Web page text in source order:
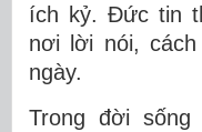
ích kỷ. Đức tin
nơi lời nói,
ngày.
Trong đời